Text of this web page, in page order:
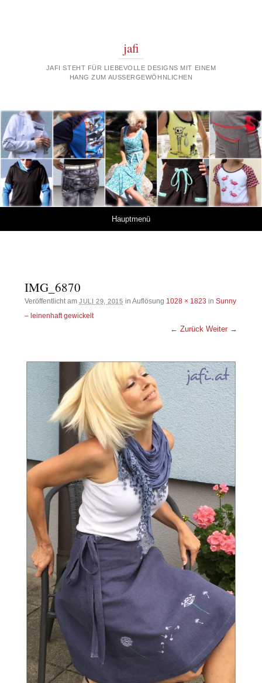
jafi
JAFI STEHT FÜR LIEBEVOLLE DESIGNS MIT EINEM
HANG ZUM AUSSERGEWÖHNLICHEN
Hauptmenü
IMG_6870
Veröffentlicht amJULI 29, 2015 in Auflösung 1028 × 1823 in Sunny
– leinenhaft gewickelt
← Zurück Weiter →